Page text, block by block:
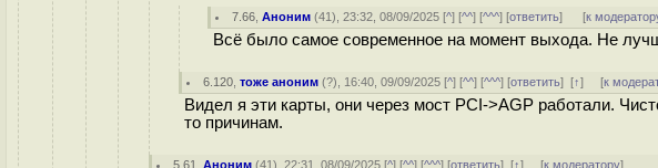
7.66 ,Аноним (41), 23:32, 08/09/2025 [^] [^^] [^^^] [ответить] [к
Всё было самое современное на момент выхода. Не
6.120 ,тоже аноним (?), 16:40, 09/09/2025 [^] [^^] [^^^] [ответить][↑] [к
Видел я эти карты, они через мост PCI->AGP работали.
то причинам.
5.61 ,Аноним (41), 22:31, 08/09/2025 [^] [^^] [^^^] [ответить][↑] [к модератору]